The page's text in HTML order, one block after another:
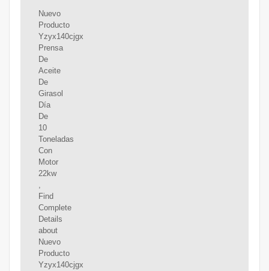
Nuevo
Producto
Yzyx140cjgx
Prensa
De
Aceite
De
Girasol
Día
De
10
Toneladas
Con
Motor
22kw
,
Find
Complete
Details
about
Nuevo
Producto
Yzyx140cjgx